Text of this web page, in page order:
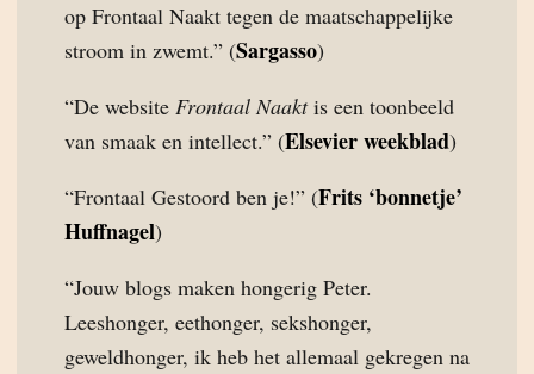
op Frontaal Naakt tegen de maatschappelijke
stroom in zwemt.” (Sargasso)
“De website Frontaal Naaktis een toonbeeld
van smaak en intellect.” (Elsevier weekblad)
“Frontaal Gestoord ben je!” (Frits ‘bonnetje’
Huffnagel)
“Jouw blogs maken hongerig Peter.
Leeshonger, eethonger, sekshonger,
geweldhonger, ik heb het allemaal gekregen na